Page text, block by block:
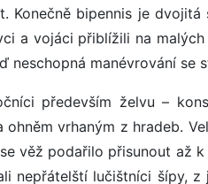
Konečně bipennis je
a vojáci přiblížili na
neschopná manévrování se
především želvu –
vrhaným z hradeb.
věž podařilo přisunout až
nepřátelští lučištníci šípy,